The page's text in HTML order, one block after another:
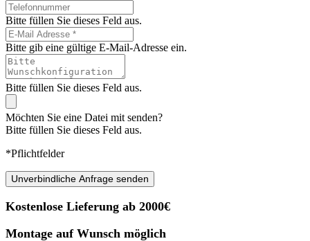
Bitte füllen Sie dieses Feld aus.
Bitte gib eine gültige E-Mail-Adresse ein.
Bitte füllen Sie dieses Feld aus.
Möchten Sie eine Datei mit senden?
Bitte füllen Sie dieses Feld aus.
*Pflichtfelder
Unverbindliche Anfrage senden
Kostenlose Lieferung ab 2000€
Montage auf Wunsch möglich